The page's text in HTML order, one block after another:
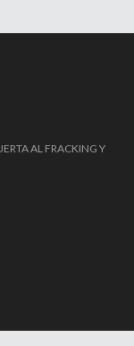
AL FRACKING Y
PERO EL 20%